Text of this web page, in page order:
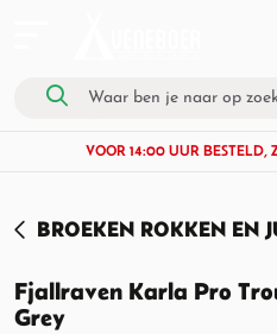
VOOR 14:00 UUR BESTELD,
BROEKEN ROKKEN EN
Fjallraven Karla Pro
Grey